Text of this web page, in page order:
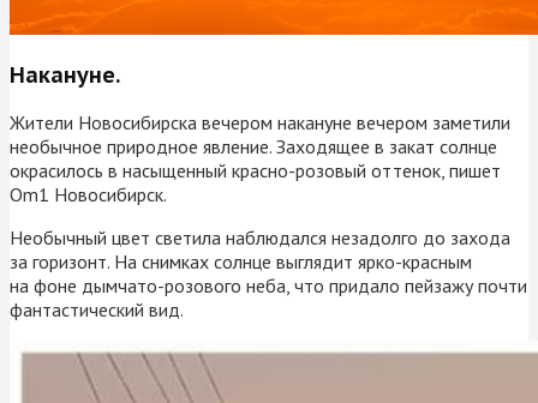
Накануне.
Жители Новосибирска вечером накануне вечером заметили
необычное природное явление. Заходящее в закат солнце
окрасилось в насыщенный красно-розовый оттенок, пишет
Om1 Новосибирск.
Необычный цвет светила наблюдался незадолго до захода
за горизонт. На снимках солнце выглядит ярко-красным
на фоне дымчато-розового неба, что придало пейзажу почти
фантастический вид.